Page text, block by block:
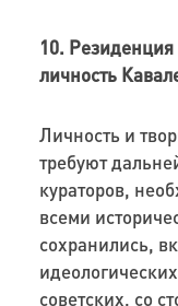
10.
личность
Личность и
требуют
кураторов,
всеми
сохранились,
советских, со